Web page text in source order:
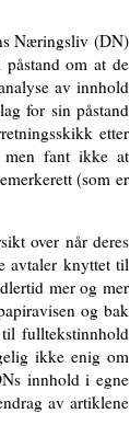
Næringsliv (DN)
om at de
av innhold
for sin påstand
etter
men fant ikke at
(som er
over når deres
avtaler knyttet til
mer og mer
og bak
fulltekstinnhold
ikke enig om
innhold i egne
av artiklene